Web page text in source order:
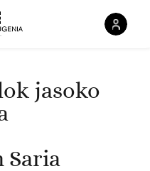
jasoko
Saria